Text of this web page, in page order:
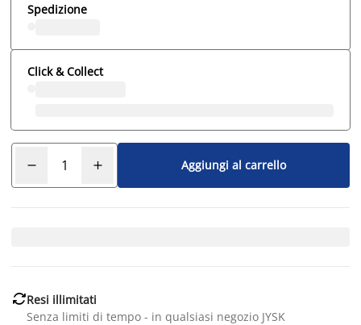
Spedizione
Click & Collect
Aggiungi al carrello
Resi illimitati
Senza limiti di tempo - in qualsiasi negozio JYSK